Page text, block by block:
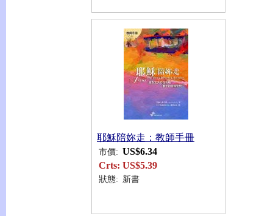
耶穌陪妳走：教師手冊
市價: US$6.34
Crts: US$5.39
狀態: 新書